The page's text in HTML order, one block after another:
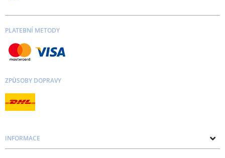
PLATEBNÍ METODY
ZPŮSOBY DOPRAVY
INFORMACE